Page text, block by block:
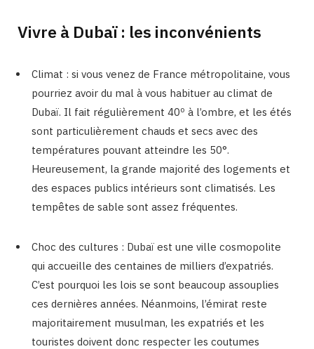
Vivre à Dubaï : les inconvénients
Climat : si vous venez de France métropolitaine, vous
pourriez avoir du mal à vous habituer au climat de
Dubaï. Il fait régulièrement 40º à l’ombre, et les étés
sont particulièrement chauds et secs avec des
températures pouvant atteindre les 50°.
Heureusement, la grande majorité des logements et
des espaces publics intérieurs sont climatisés. Les
tempêtes de sable sont assez fréquentes.
Choc des cultures : Dubaï est une ville cosmopolite
qui accueille des centaines de milliers d’expatriés.
C’est pourquoi les lois se sont beaucoup assouplies
ces dernières années. Néanmoins, l’émirat reste
majoritairement musulman, les expatriés et les
touristes doivent donc respecter les coutumes